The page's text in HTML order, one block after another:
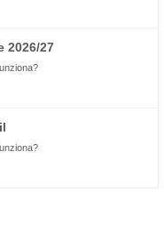
2026/27